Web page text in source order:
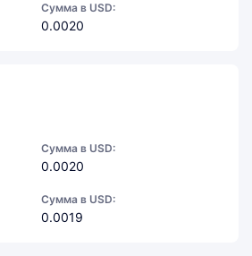
Сумма в USD:
0.0020
Сумма в USD:
0.0020
Сумма в USD:
0.0019